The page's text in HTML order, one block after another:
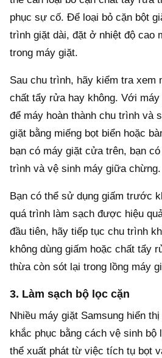
phục sự cố. Để loại bỏ cặn bột
trình giặt dài, đặt ở nhiệt độ cao
trong máy giặt.
Sau chu trình, hãy kiểm tra xem
chất tẩy rửa hay không. Với
để máy hoàn thành chu trình và
giặt bằng miếng bọt biển hoặc
bạn có máy giặt cửa trên, bạn
trình và vệ sinh máy giữa chừng.
Bạn có thể sử dụng giấm trước
quá trình làm sạch được hiệu
đầu tiên, hãy tiếp tục chu trình
không dùng giấm hoặc chất tẩy
thừa còn sót lại trong lồng máy
3. Làm sạch bộ lọc cặn
Nhiều máy giặt Samsung hiển
khắc phục bằng cách vệ sinh bộ
thể xuất phát từ việc tích tụ bọt